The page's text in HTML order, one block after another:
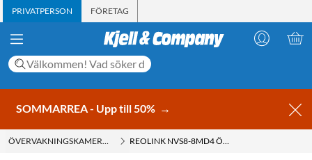
PRIVATPERSON FÖRETAG
SOMMARREA - Upp till 50% →
ÖVERVAKNINGSKAMEROR UTOMHUS REOLINK NVS8-8MD4 ÖVERVAKNINGSSYSTEM MED 4 KAMEROR